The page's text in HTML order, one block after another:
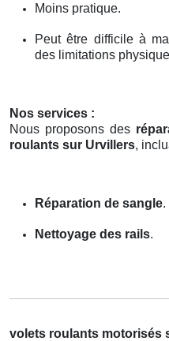
Moins pratique.
Peut être difficile à
des limitations
Nos services :
Nous proposons des
roulants sur Urvillers,
Réparation de sangle.
Nettoyage des rails.
volets roulants motorisés